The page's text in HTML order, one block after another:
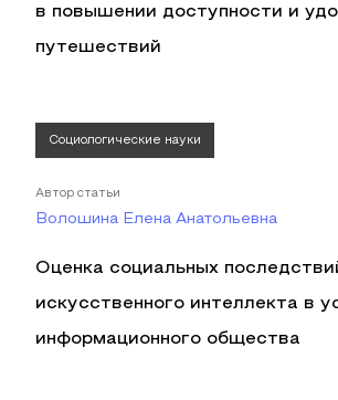
в повышении доступности и
путешествий
Социологические науки
Автор статьи
Волошина Елена Анатольевна
Оценка социальных
искусственного интеллекта в
информационного общества